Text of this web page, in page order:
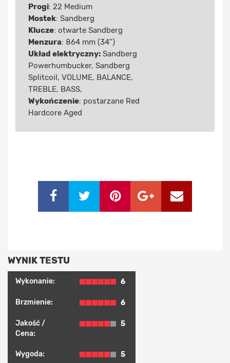
Progi: 22 Medium
Mostek: Sandberg
Klucze: otwarte Sandberg
Menzura: 864 mm (34")
Układ elektryczny: Sandberg
Powerhumbucker, Sandberg
Splitcoil, VOLUME, BALANCE,
TREBLE, BASS,
Wykończenie: postarzane Red
Hardcore Aged
WYNIK TESTU
Wykonanie: 6
Brzmienie: 6
Jakość /
Cena:
5
Wygoda: 5